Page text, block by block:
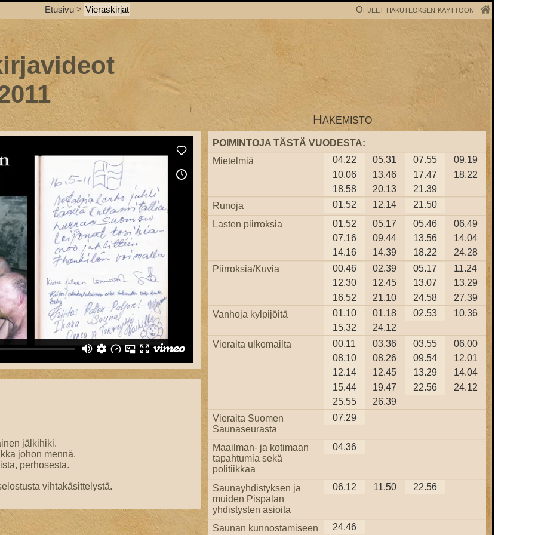
Etusivu > Vieraskirjat Ohjeet hakuteoksen käyttöön
Hakemisto
jälkihiki.
johon mennä.
perhosesta.
vihtakäsittelystä.
POIMINTOJA TÄSTÄ VUODESTA:
Mietelmiä
04.22 05.31 07.55
09.19
10.06
13.46 17.47
18.22
18.58
20.13
21.39
Runoja
01.52 12.14
21.50
Lasten piirroksia
01.52 05.17 05.46
06.49
07.16
09.44 13.56
14.04
14.16
14.39 18.22
24.28
Piirroksia/Kuvia
00.46 02.39 05.17
11.24
12.30
12.45 13.07
13.29
16.52
21.10 24.58
27.39
Vanhoja kylpijöitä
01.10 01.18 02.53
10.36
15.32
24.12
Vieraita ulkomailta
00.11 03.36 03.55
06.00
08.10
08.26 09.54
12.01
12.14
12.45 13.29
14.04
15.44
19.47 22.56
24.12
25.55
26.39
Vieraita Suomen
Saunaseurasta
07.29
Maailman- ja kotimaan
tapahtumia sekä
politiikkaa
04.36
Saunayhdistyksen ja
muiden Pispalan
yhdistysten asioita
06.12 11.50 22.56
Saunan kunnostamiseen
24.46